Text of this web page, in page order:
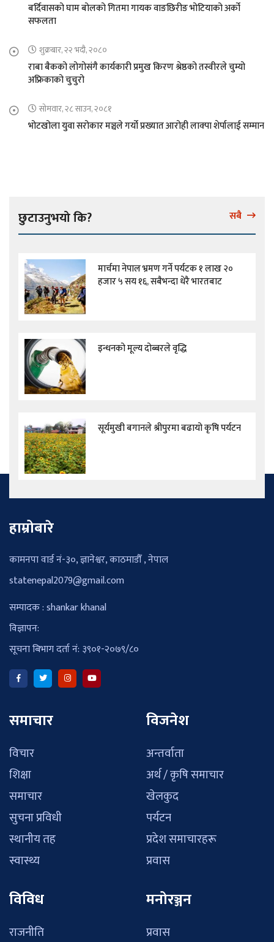
बर्दिवासको घाम बोलको गितमा गायक वाङछिरीङ भोटियाको अर्को
सफलता
शुक्रबार, २२ भदौ, २०८०
राबा बैकको लोगोसंगै कार्यकारी प्रमुख किरण श्रेष्ठको तस्वीरले चुम्यो
अफ्रिकाको चुचुरो
सोमवार, २८ साउन, २०८१
भोटखोला युवा सरोकार मञ्चले गर्यो प्रख्यात आरोही लाक्पा शेर्पालाई सम्मान
छुटाउनुभयो कि? सबै
मार्चमा नेपाल भ्रमण गर्ने पर्यटक १ लाख २०
हजार ५ सय १६, सबैभन्दा धेरै भारतबाट
इन्धनको मूल्य दोब्बरले वृद्धि
सूर्यमुखी बगानले श्रीपुरमा बढायो कृषि पर्यटन
हाम्रोबारे
कामनपा वार्ड नं-३०, ज्ञानेश्वर, काठमाडौँ , नेपाल
statenepal2079@gmail.com
सम्पादक : shankar khanal
विज्ञापन:
सूचना बिभाग दर्ता नं: ३९०१-२०७९/८०
समाचार
विचार
शिक्षा
समाचार
सुचना प्रविधी
स्थानीय तह
स्वास्थ्य
विजनेश
अन्तर्वाता
अर्थ / कृषि समाचार
खेलकुद
पर्यटन
प्रदेश समाचारहरू
प्रवास
विविध
राजनीति
मनोरञ्जन
प्रवास